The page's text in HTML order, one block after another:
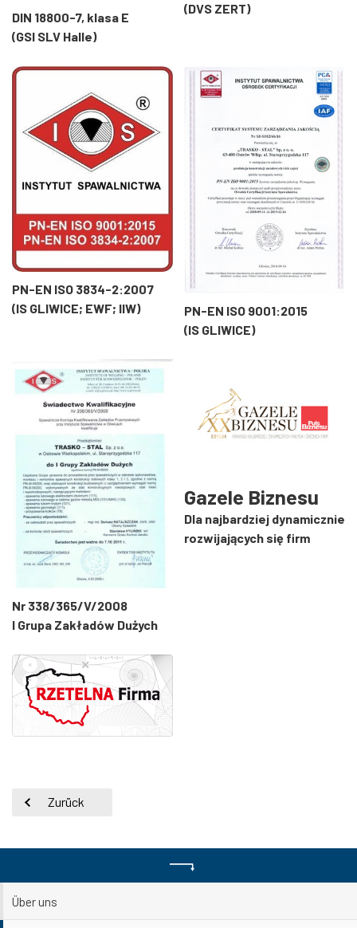
Über uns
DIN 18800-7, klasa E
(GSI SLV Halle)
(DVS ZERT)
PN-EN ISO 3834-2:2007
(IS GLIWICE; EWF; IIW)
PN-EN ISO 9001:2015
(IS GLIWICE)
Nr 338/365/V/2008
I Grupa Zakładów Dużych
Gazele Biznesu
Dla najbardziej dynamicznie
rozwijających się firm
Zurück